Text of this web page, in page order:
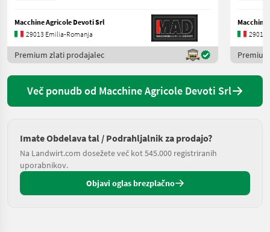
Macchine Agricole Devoti Srl
29013 Emilia-Romanja
Premium zlati prodajalec
Macchine
29013
Več ponudb od Macchine Agricole Devoti Srl
Imate Obdelava tal / Podrahljalnik za prodajo?
Na Landwirt.com dosežete več kot 545.000 registriranih
uporabnikov.
Objavi oglas brezplačno